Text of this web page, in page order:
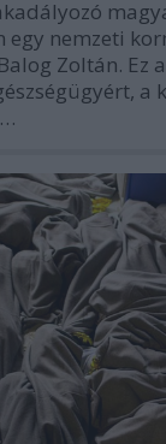
egy nemzeti
Zoltán. Ez
a